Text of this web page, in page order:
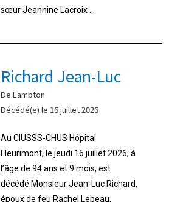
sœur Jeannine Lacroix ...
Richard Jean-Luc
De Lambton
Décédé(e) le 16 juillet 2026
Au CIUSSS-CHUS Hôpital
Fleurimont, le jeudi 16 juillet 2026, à
l’âge de 94 ans et 9 mois, est
décédé Monsieur Jean-Luc Richard,
époux de feu Rachel Lebeau,